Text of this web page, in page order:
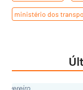
ministério dos